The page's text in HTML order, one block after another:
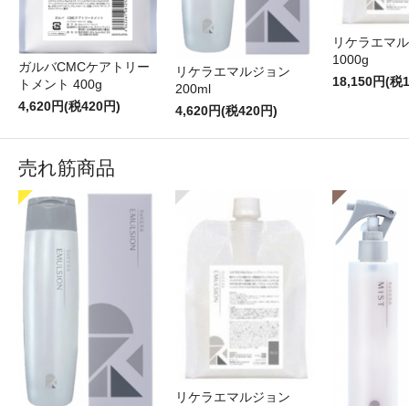
ガルバCMCケアトリー
トメント 400g
4,620円(税420円)
リケラエマルジョン
200ml
4,620円(税420円)
リケラエマ
1000g
18,150円(税
売れ筋商品
リケラエマルジョン